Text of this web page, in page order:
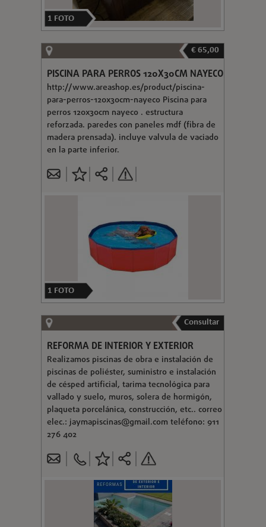
1 FOTO
€ 65,00
PISCINA PARA PERROS 120X30CM NAYECO
http://www.areashop.es/product/piscina-
para-perros-120x30cm-nayeco Piscina para
perros 120x30cm nayeco . estructura
reforzada. paredes con paneles mdf (fibra de
madera prensada). incluye valvula de vaciado
en la parte inferior.
1 FOTO
Consultar
REFORMA DE INTERIOR Y EXTERIOR
Realizamos piscinas de obra e instalación de
piscinas de poliéster, suministro e instalación
de césped artificial, tarima tecnológica para
vallado y suelo, muros, solera de hormigón,
plaqueta porcelánica, construcción, etc.. correo
elec.:jaymapiscinas@gmail.com teléfono: 911
276 402